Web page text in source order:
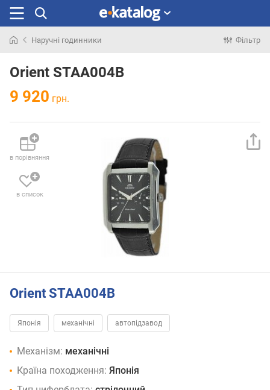
раніше
Наручні годинники Фільтр
Orient STAA004B
9 920 грн.
в порівняння
в список
Orient STAA004B
Японія механічні автопідзавод
Механізм: механічні
Країна походження: Японія